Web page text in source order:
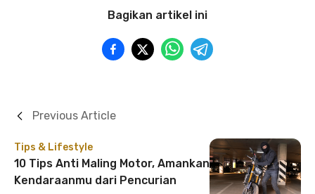
Bagikan artikel ini
Tips & Lifestyle
10 Tips Anti Maling Motor, Amankan
Kendaraanmu dari Pencurian
Previous Article